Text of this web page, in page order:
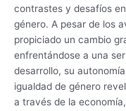
contrastes y desafíos
género. A pesar de los
propiciado un cambio
enfrentándose a una
desarrollo, su
igualdad de género
a través de la